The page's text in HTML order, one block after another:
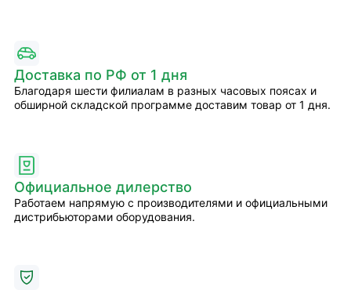
Доставка по РФ от 1 дня
Благодаря шести филиалам в разных часовых поясах и
обширной складской программе доставим товар от 1 дня.
Официальное дилерство
Работаем напрямую с производителями и официальными
дистрибьюторами оборудования.